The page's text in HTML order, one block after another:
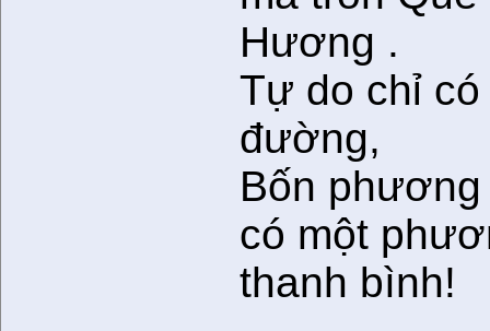
Hương .
Tự do chỉ có
đường,
Bốn
có một
thanh bình!